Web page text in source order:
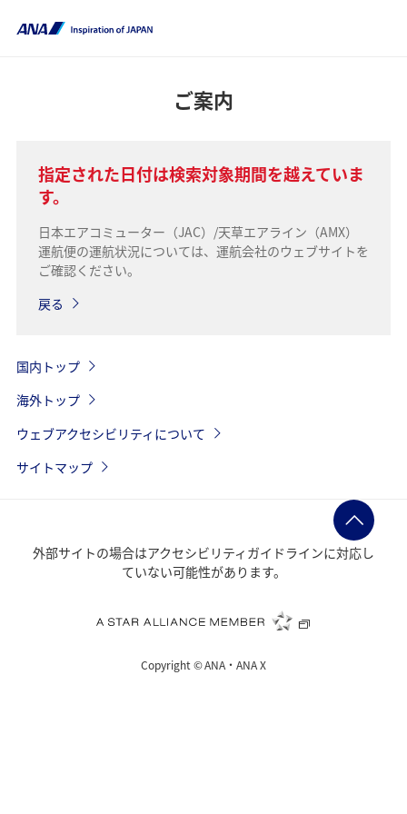
ご案内
指定された日付は検索対象期間を越えていま
す。
日本エアコミューター（JAC）/天草エアライン（AMX）
運航便の運航状況については、運航会社のウェブサイトを
ご確認ください。
戻る
国内トップ
海外トップ
ウェブアクセシビリティについて
サイトマップ
外部サイトの場合はアクセシビリティガイドラインに対応し
ていない可能性があります。
Copyright ©ANA・ANA X